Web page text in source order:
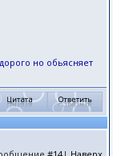
но обьясняет